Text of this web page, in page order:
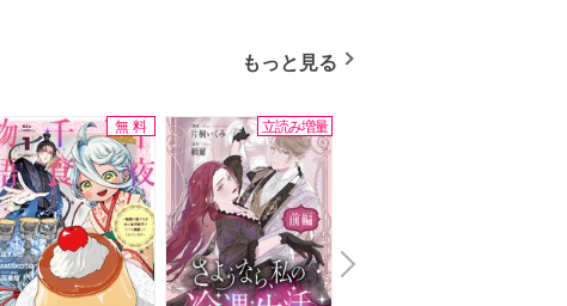
もっと見る
無料 立読み増量
N
e
x
t